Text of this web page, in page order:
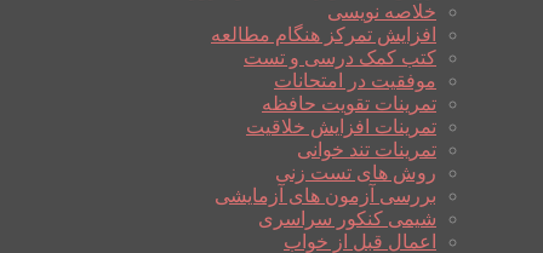
خلاصه نویسی
افزایش تمرکز هنگام مطالعه
کتب کمک درسی و تست
موفقیت در امتحانات
تمرینات تقویت حافظه
تمرینات افزایش خلاقیت
تمرینات تند خوانی
روش های تست زنی
بررسی آزمون های آزمایشی
شیمی کنکور سراسری
اعمال قبل از خواب